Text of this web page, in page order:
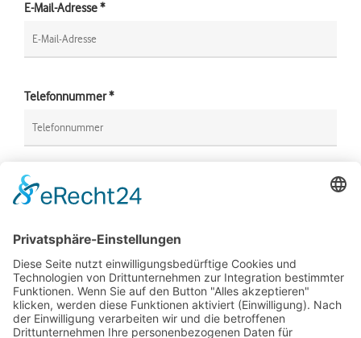
E-Mail-Adresse *
Telefonnummer *
Geburtsdatum
Kontaktart *